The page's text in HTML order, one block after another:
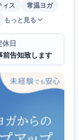
ィス
常温ヨガ
もっと見る
休日
前告知致します